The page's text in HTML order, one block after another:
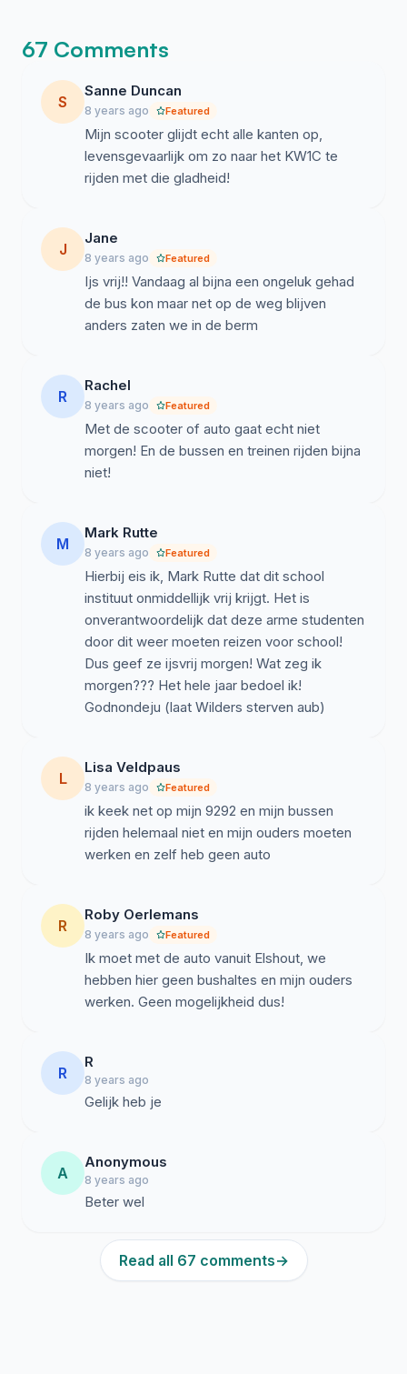
67 Comments
S
Sanne Duncan
8 years ago Featured
Mijn scooter glijdt echt alle kanten op,
levensgevaarlijk om zo naar het KW1C te
rijden met die gladheid!
J
Jane
8 years ago Featured
Ijs vrij!! Vandaag al bijna een ongeluk gehad
de bus kon maar net op de weg blijven
R
Rachel
8 years ago Featured
Met de scooter of auto gaat echt niet
morgen! En de bussen en treinen rijden bijna
niet!
M
Mark Rutte
8 years ago Featured
Hierbij eis ik, Mark Rutte dat dit school
instituut onmiddellijk vrij krijgt. Het is
onverantwoordelijk dat deze arme studenten
door dit weer moeten reizen voor school!
Dus geef ze ijsvrij morgen! Wat zeg ik
morgen??? Het hele jaar bedoel ik!
Godnondeju (laat Wilders sterven aub)
L
Lisa Veldpaus
8 years ago Featured
ik keek net op mijn 9292 en mijn bussen
rijden helemaal niet en mijn ouders moeten
werken en zelf heb geen auto
R
Roby Oerlemans
8 years ago Featured
Ik moet met de auto vanuit Elshout, we
hebben hier geen bushaltes en mijn ouders
werken. Geen mogelijkheid dus!
R
R
8 years ago
Gelijk heb je
A
Anonymous
8 years ago
Read all 67 comments→